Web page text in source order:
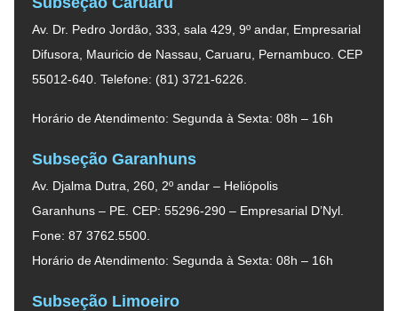
Av. Dr. Pedro Jordão, 333, sala 429, 9º andar, Empresarial
Difusora, Mauricio de Nassau, Caruaru, Pernambuco. CEP
55012-640. Telefone: (81) 3721-6226.
Horário de Atendimento: Segunda à Sexta: 08h – 16h
Subseção Garanhuns
Av. Djalma Dutra, 260, 2º andar – Heliópolis
Garanhuns – PE. CEP: 55296-290 – Empresarial D’Nyl.
Fone: 87 3762.5500.
Horário de Atendimento: Segunda à Sexta: 08h – 16h
Subseção Limoeiro